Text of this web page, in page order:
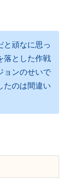
と頑なに思っ
落とした作戦
ョンのせいで
たのは間違い